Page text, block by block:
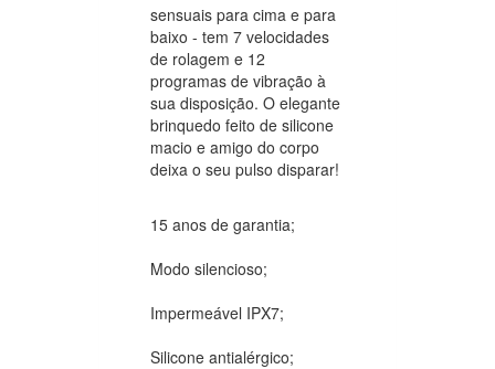
sensuais para cima e para
baixo - tem 7 velocidades
de rolagem e 12
programas de vibração à
sua disposição. O elegante
brinquedo feito de silicone
macio e amigo do corpo
deixa o seu pulso disparar!
15 anos de garantia;
Modo silencioso;
Impermeável IPX7;
Silicone antialérgico;